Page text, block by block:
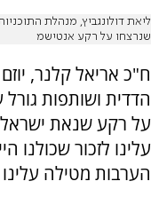
ליאת דולונגביץ, מנהלת
שנרצחו על רקע אנטישמ
ח"כ אריאל קלנר,
הדדית ושותפות
על רקע שנאת
עלינו לזכור שכולנו
הערבות מטילה